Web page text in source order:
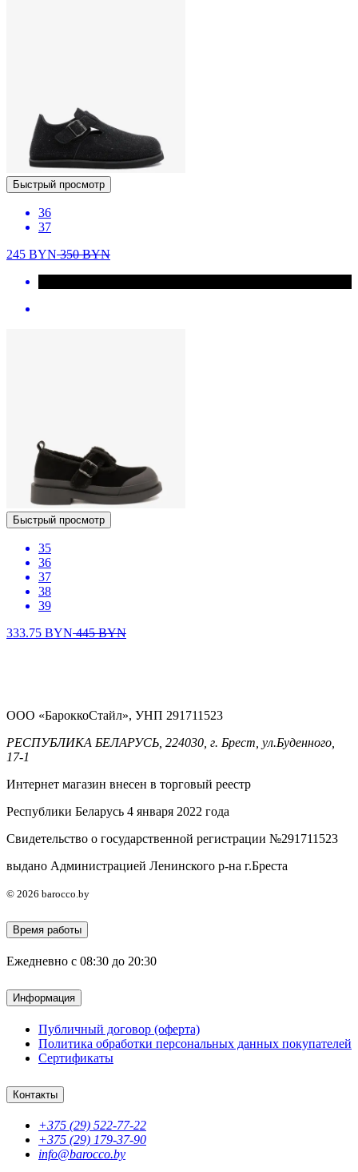
Быстрый просмотр
36
37
245 BYN350BYN
Быстрый просмотр
35
36
37
38
39
333.75 BYN445BYN
ООО «БароккоСтайл», УНП 291711523
РЕСПУБЛИКА БЕЛАРУСЬ, 224030, г. Брест, ул.Буденного,
17-1
Интернет магазин внесен в торговый реестр
Республики Беларусь 4 января 2022 года
Свидетельство о государственной регистрации №291711523
выдано Администрацией Ленинского р-на г.Бреста
© 2026 barocco.by
Время работы
Ежедневно с 08:30 до 20:30
Информация
Публичный договор (оферта)
Политика обработки персональных данных покупателей
Сертификаты
Контакты
+375 (29) 522-77-22
+375 (29) 179-37-90
info@barocco.by